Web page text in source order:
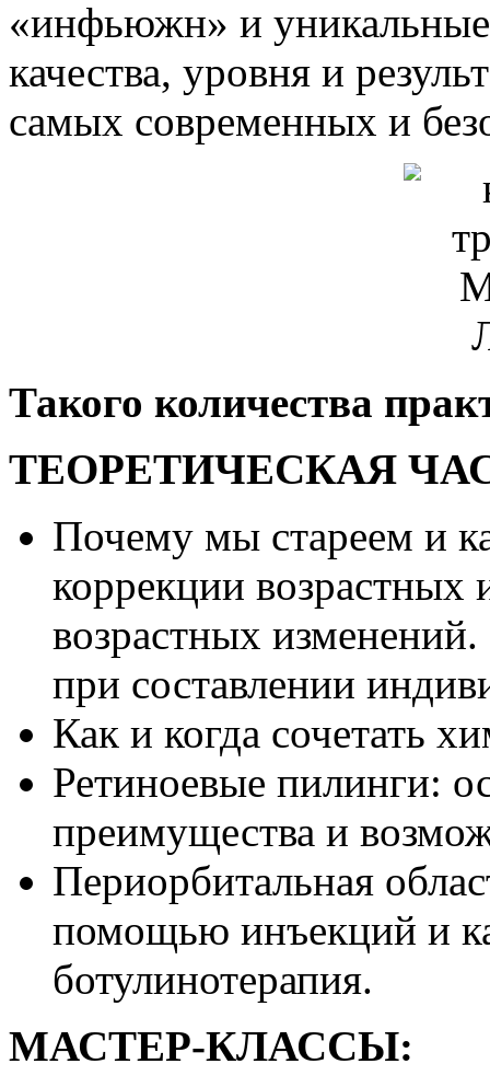
«инфьюжн» и
качества, уровня и
самых современных и
Такого количества
ТЕОРЕТИЧЕСКАЯ
Почему мы стареем и
коррекции возрастных
возрастных
при составлении
Как и когда сочетать
Ретиноевые пилинги:
преимущества и
Периорбитальная
помощью инъекций и
ботулинотерапия.
МАСТЕР-КЛАССЫ: